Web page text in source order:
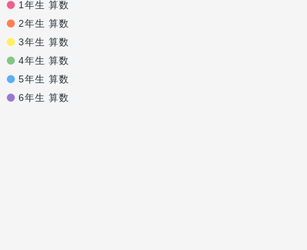
1年生 算数
2年生 算数
3年生 算数
4年生 算数
5年生 算数
6年生 算数